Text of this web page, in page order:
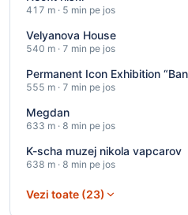
417 m · 5 min pe jos
Velyanova House
540 m · 7 min pe jos
Permanent Icon Exhibition
555 m · 7 min pe jos
Megdan
633 m · 8 min pe jos
K-scha muzej nikola vapcarov
638 m · 8 min pe jos
Vezi toate (23)